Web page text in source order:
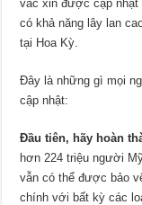
vắc xin được cập
có khả năng lây lan
tại Hoa Kỳ.
Đây là những gì mọi
cập nhật:
Đầu tiên, hãy hoàn
hơn 224 triệu người
vẫn có thể được bảo
chính với bất kỳ các